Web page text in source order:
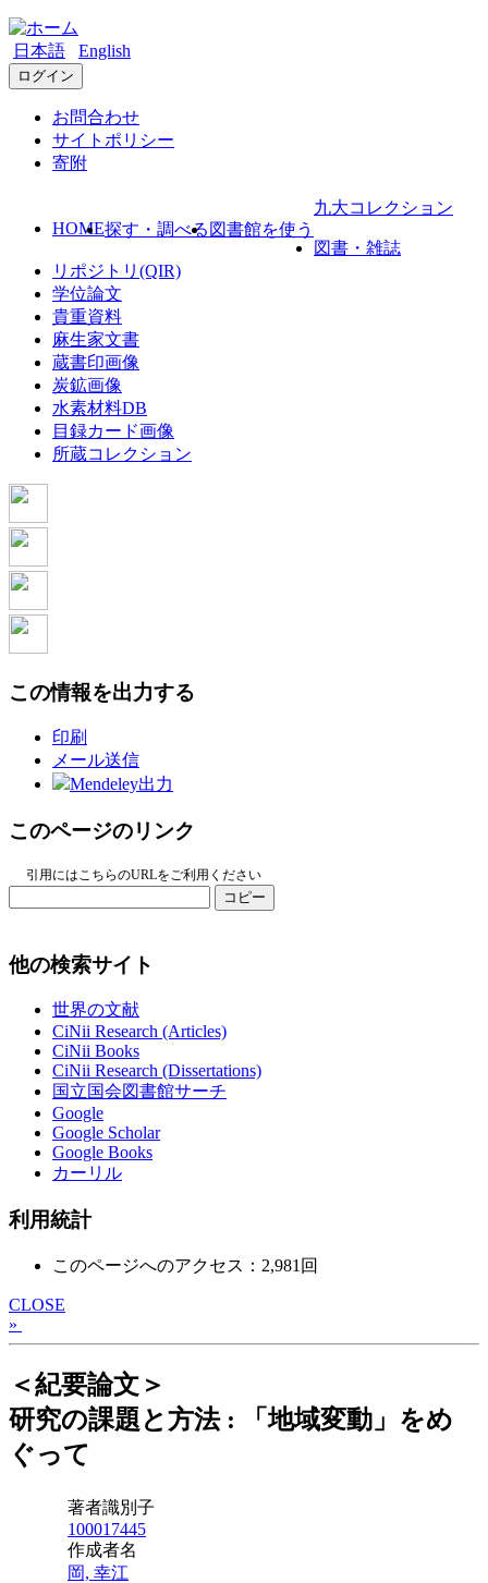
日本語 English
ログイン
お問合わせ
サイトポリシー
寄附
HOME探す・調べる 図書館を使う
九大コレクション
図書・雑誌
リポジトリ(QIR)
学位論文
貴重資料
麻生家文書
蔵書印画像
炭鉱画像
水素材料DB
目録カード画像
所蔵コレクション
この情報を出力する
印刷
メール送信
Mendeley出力
このページのリンク
引用にはこちらのURLをご利用ください
コピー
他の検索サイト
世界の文献
CiNii Research (Articles)
CiNii Books
CiNii Research (Dissertations)
国立国会図書館サーチ
Google
Google Scholar
Google Books
カーリル
利用統計
このページへのアクセス：2,981回
CLOSE
»
＜紀要論文＞
研究の課題と方法 : 「地域変動」をめ
ぐって
著者識別子
100017445
作成者名
岡, 幸江